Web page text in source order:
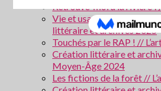
Retrouve-moi à la rivière !
Vie et usages de l’eau en
littéraire et archives 2025
Touchés par le RAP ! //
Création littéraire et
Moyen-Âge 2024
Les fictions de la forêt //